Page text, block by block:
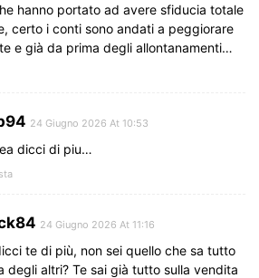
hanno portato ad avere sfiducia totale
certo i conti sono andati a peggiorare
e già da prima degli allontanamenti…
24 Giugno 2026 At 10:53
dicci di piu…
24 Giugno 2026 At 11:16
te di più, non sei quello che sa tutto
degli altri? Te sai già tutto sulla vendita